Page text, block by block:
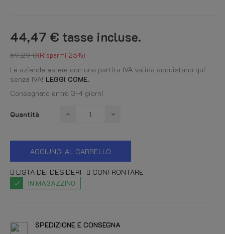
44,47 € tasse incluse.
59,29 € Risparmi 25%
Le aziende estere con una partita IVA valida acquistano qui
senza IVA! LEGGI COME.
Consegnato entro 3-4 giorni
Quantità
AGGIUNGI AL CARRELLO
LISTA DEI DESIDERI CONFRONTARE
IN MAGAZZINO
SPEDIZIONE E CONSEGNA